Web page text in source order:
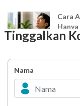
Cara
Tinggalkan
Nama